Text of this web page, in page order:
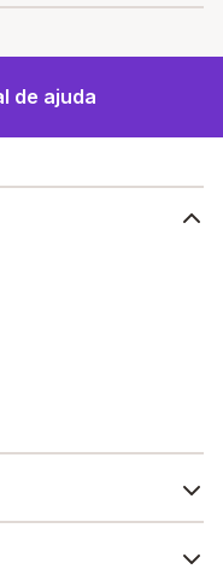
mais avançados,
ao
de ajuda